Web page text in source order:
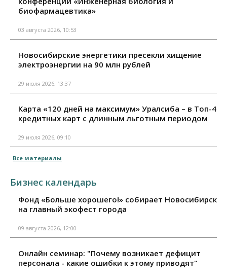
биофармацевтика»
03 августа 2026, 10:53
Новосибирские энергетики пресекли хищение
электроэнергии на 90 млн рублей
29 июля 2026, 13:37
Карта «120 дней на максимум» Уралсиба – в Топ-4
кредитных карт с длинным льготным периодом
29 июля 2026, 09:10
Все материалы
Бизнес календарь
Фонд «Больше хорошего!» собирает Новосибирск
на главный экофест города
09 августа 2026, 12:00
Онлайн семинар: "Почему возникает дефицит
персонала - какие ошибки к этому приводят"